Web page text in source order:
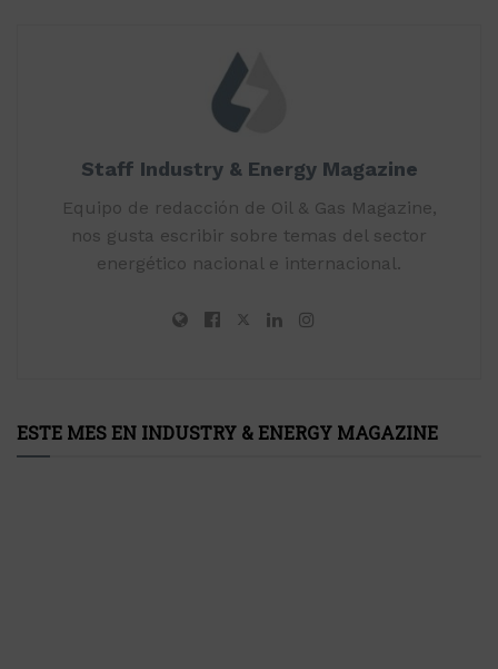
Staff Industry & Energy Magazine
Equipo de redacción de Oil & Gas Magazine,
nos gusta escribir sobre temas del sector
energético nacional e internacional.
ESTE MES EN INDUSTRY & ENERGY MAGAZINE